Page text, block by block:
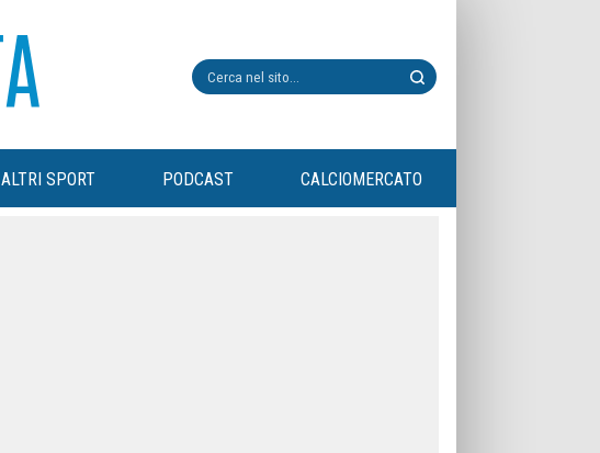
ALTRI SPORT PODCAST CALCIOMERCATO